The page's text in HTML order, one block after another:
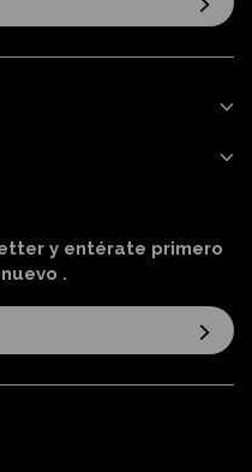
y entérate primero
.